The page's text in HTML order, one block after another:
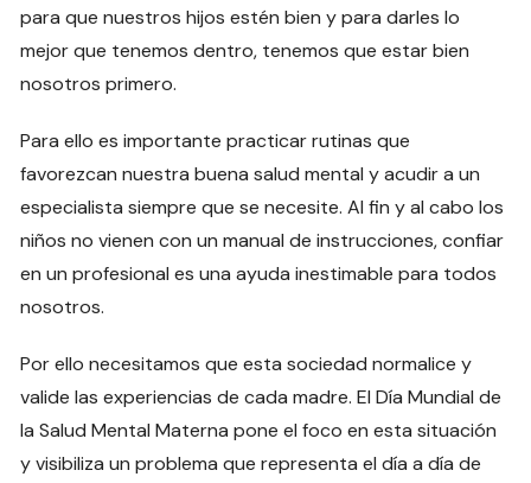
para que nuestros hijos estén bien y para darles lo
mejor que tenemos dentro, tenemos que estar bien
nosotros primero.
Para ello es importante practicar rutinas que
favorezcan nuestra buena salud mental y acudir a un
especialista siempre que se necesite. Al fin y al cabo los
niños no vienen con un manual de instrucciones, confiar
en un profesional es una ayuda inestimable para todos
nosotros.
Por ello necesitamos que esta sociedad normalice y
valide las experiencias de cada madre. El Día Mundial de
la Salud Mental Materna pone el foco en esta situación
y visibiliza un problema que representa el día a día de